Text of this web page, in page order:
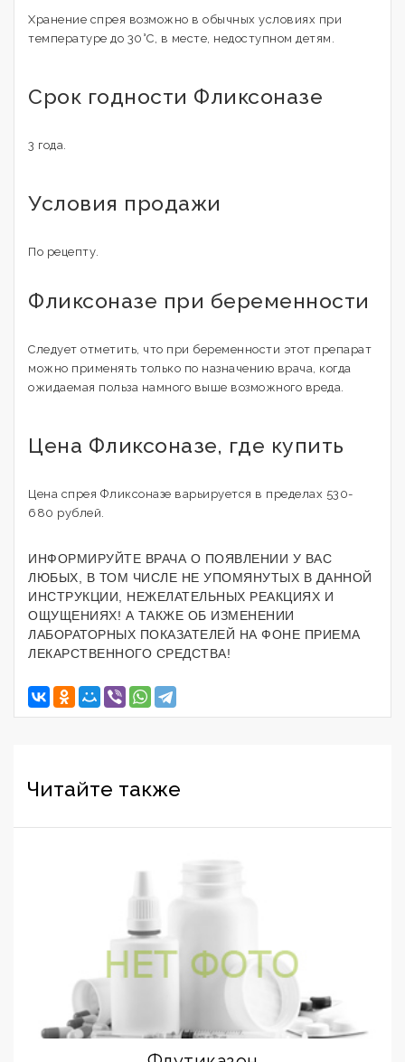
Хранение спрея возможно в обычных условиях при
температуре до 30°С, в месте, недоступном детям.
Срок годности Фликсоназе
3 года.
Условия продажи
По рецепту.
Фликсоназе при беременности
Следует отметить, что при беременности этот препарат
можно применять только по назначению врача, когда
ожидаемая польза намного выше возможного вреда.
Цена Фликсоназе, где купить
Цена спрея Фликсоназе варьируется в пределах 530-
680 рублей.
ИНФОРМИРУЙТЕ ВРАЧА О ПОЯВЛЕНИИ У ВАС
ЛЮБЫХ, В ТОМ ЧИСЛЕ НЕ УПОМЯНУТЫХ В ДАННОЙ
ИНСТРУКЦИИ, НЕЖЕЛАТЕЛЬНЫХ РЕАКЦИЯХ И
ОЩУЩЕНИЯХ! А ТАКЖЕ ОБ ИЗМЕНЕНИИ
ЛАБОРАТОРНЫХ ПОКАЗАТЕЛЕЙ НА ФОНЕ ПРИЕМА
ЛЕКАРСТВЕННОГО СРЕДСТВА!
Читайте также